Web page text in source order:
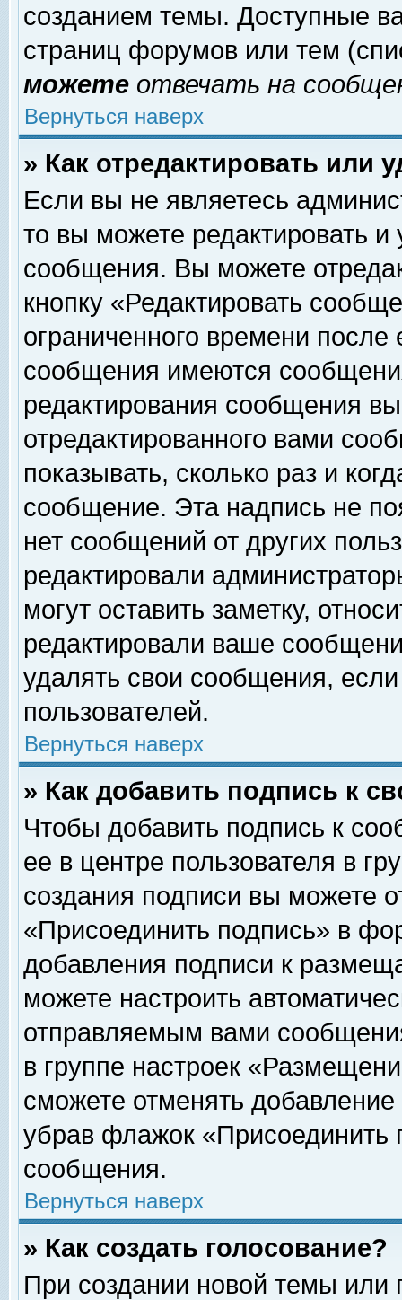
созданием темы. Доступные
страниц форумов или тем
можете отвечать на
Вернуться наверх
» Как отредактировать или
Если вы не являетесь
то вы можете редактировать и
сообщения. Вы можете
кнопку «Редактировать
ограниченного времени
сообщения имеются
редактирования сообщения
отредактированного вами
показывать, сколько раз и
сообщение. Эта надпись не
нет сообщений от других
редактировали
могут оставить заметку,
редактировали ваше
удалять свои сообщения,
пользователей.
Вернуться наверх
» Как добавить подпись к
Чтобы добавить подпись к
ее в центре пользователя в
создания подписи вы можете
«Присоединить подпись» в
добавления подписи к
можете настроить
отправляемым вами
в группе настроек
сможете отменять
убрав флажок «Присоединить
сообщения.
Вернуться наверх
» Как создать голосование?
При создании новой темы или